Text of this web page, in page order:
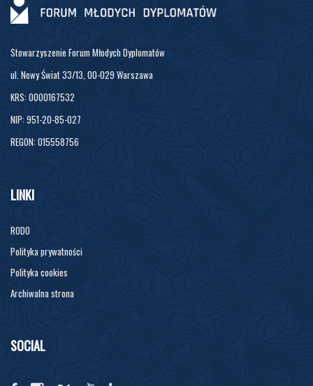
Stowarzyszenie Forum Młodych Dyplomatów
ul. Nowy Świat 33/13, 00-029 Warszawa
KRS: 0000167532
NIP: 951-20-85-027
REGON: 015558756
LINKI
RODO
Polityka prywatności
Polityka cookies
Archiwalna strona
SOCIAL